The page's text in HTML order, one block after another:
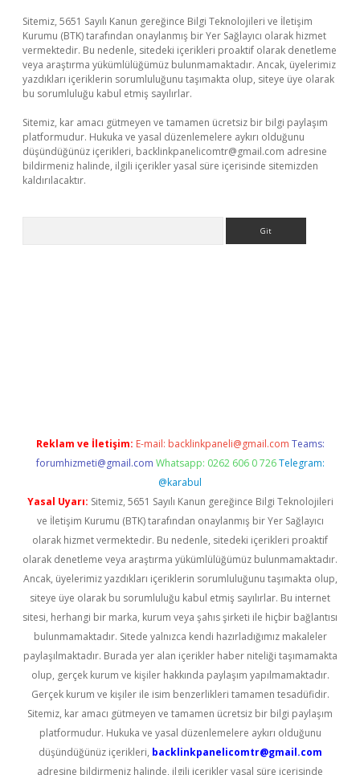
Sitemiz, 5651 Sayılı Kanun gereğince Bilgi Teknolojileri ve İletişim
Kurumu (BTK) tarafından onaylanmış bir Yer Sağlayıcı olarak hizmet
vermektedir. Bu nedenle, sitedeki içerikleri proaktif olarak denetleme
veya araştırma yükümlülüğümüz bulunmamaktadır. Ancak, üyelerimiz
yazdıkları içeriklerin sorumluluğunu taşımakta olup, siteye üye olarak
bu sorumluluğu kabul etmiş sayılırlar.
Sitemiz, kar amacı gütmeyen ve tamamen ücretsiz bir bilgi paylaşım
platformudur. Hukuka ve yasal düzenlemelere aykırı olduğunu
düşündüğünüz içerikleri, backlinkpanelicomtr@gmail.com adresine
bildirmeniz halinde, ilgili içerikler yasal süre içerisinde sitemizden
kaldırılacaktır.
Reklam ve İletişim: E-mail: backlinkpaneli@gmail.com Teams:
forumhizmeti@gmail.com Whatsapp: 0262 606 0 726 Telegram:
@karabul
Yasal Uyarı: Sitemiz, 5651 Sayılı Kanun gereğince Bilgi Teknolojileri
ve İletişim Kurumu (BTK) tarafından onaylanmış bir Yer Sağlayıcı
olarak hizmet vermektedir. Bu nedenle, sitedeki içerikleri proaktif
olarak denetleme veya araştırma yükümlülüğümüz bulunmamaktadır.
Ancak, üyelerimiz yazdıkları içeriklerin sorumluluğunu taşımakta olup,
siteye üye olarak bu sorumluluğu kabul etmiş sayılırlar. Bu internet
sitesi, herhangi bir marka, kurum veya şahıs şirketi ile hiçbir bağlantısı
bulunmamaktadır. Sitede yalnızca kendi hazırladığımız makaleler
paylaşılmaktadır. Burada yer alan içerikler haber niteliği taşımamakta
olup, gerçek kurum ve kişiler hakkında paylaşım yapılmamaktadır.
Gerçek kurum ve kişiler ile isim benzerlikleri tamamen tesadüfidir.
Sitemiz, kar amacı gütmeyen ve tamamen ücretsiz bir bilgi paylaşım
platformudur. Hukuka ve yasal düzenlemelere aykırı olduğunu
düşündüğünüz içerikleri, backlinkpanelicomtr@gmail.com
adresine bildirmeniz halinde, ilgili içerikler yasal süre içerisinde